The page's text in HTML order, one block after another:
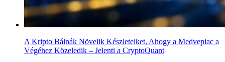
A Kripto Bálnák Növelik Készleteiket, Ahogy a Medvepiac a
Végéhez Közeledik – Jelenti a CryptoQuant